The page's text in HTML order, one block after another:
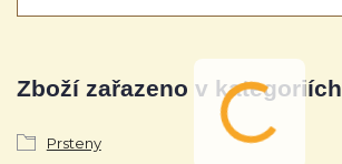
Zboží zařazeno v kategoriích
Prsteny